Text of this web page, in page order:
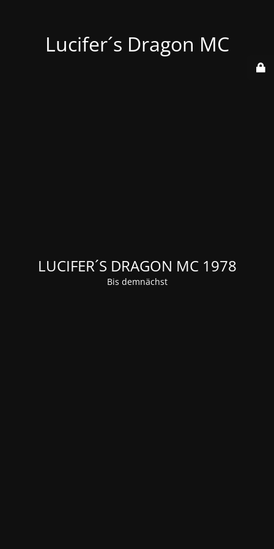
Lucifer´s Dragon MC
LUCIFER´S DRAGON MC 1978
Bis demnächst